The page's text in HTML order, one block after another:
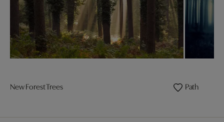
New Forest Trees Path